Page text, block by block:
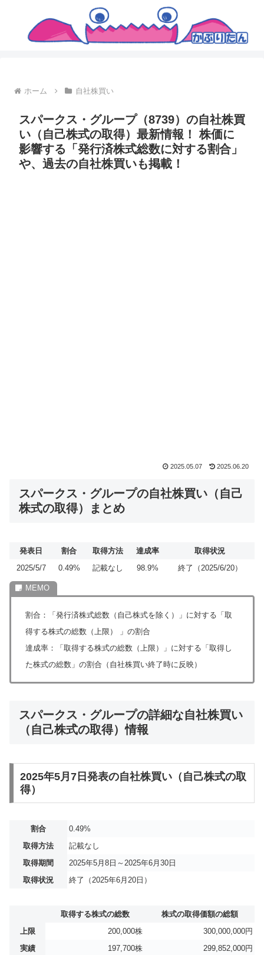
ホーム 自社株買い
スパークス・グループ（8739）の自社株買
い（自己株式の取得）最新情報！ 株価に
影響する「発行済株式総数に対する割合」
や、過去の自社株買いも掲載！
2025.05.07 2025.06.20
スパークス・グループの自社株買い（自己
株式の取得）まとめ
発表日 割合 取得方法 達成率
取得状況
2025/5/7
0.49% 記載なし 98.9% 終了（2025/6/20）
割合：「発行済株式総数（自己株式を除く）」に対する「取
得する株式の総数（上限） 」の割合
達成率：「取得する株式の総数（上限）」に対する「取得し
た株式の総数」の割合（自社株買い終了時に反映）
スパークス・グループの詳細な自社株買い
（自己株式の取得）情報
2025年5月7日発表の自社株買い（自己株式の取
得）
割合
0.49%
取得方法
記載なし
取得期間
2025年5月8日～2025年6月30日
取得状況
終了（2025年6月20日）
取得する株式の総数
株式の取得価額の総額
上限
200,000株
300,000,000円
実績
197,700株
299,852,000円